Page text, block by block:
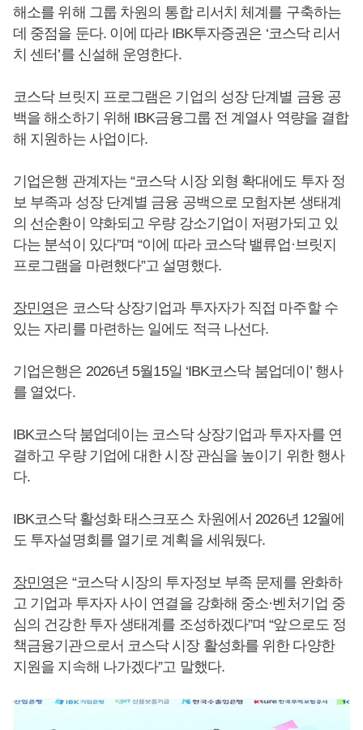
해소를 위해 그룹 차원의 통합 리서치 체계를 구축하는
데 중점을 둔다. 이에 따라 IBK투자증권은 ‘코스닥 리서
치 센터’를 신설해 운영한다.
코스닥 브릿지 프로그램은 기업의 성장 단계별 금융 공
백을 해소하기 위해 IBK금융그룹 전 계열사 역량을 결합
해 지원하는 사업이다.
기업은행 관계자는 “코스닥 시장 외형 확대에도 투자 정
보 부족과 성장 단계별 금융 공백으로 모험자본 생태계
의 선순환이 약화되고 우량 강소기업이 저평가되고 있
다는 분석이 있다”며 “이에 따라 코스닥 밸류업·브릿지
프로그램을 마련했다”고 설명했다.
장민영은 코스닥 상장기업과 투자자가 직접 마주할 수
있는 자리를 마련하는 일에도 적극 나선다.
기업은행은 2026년 5월15일 ‘IBK코스닥 붐업데이’ 행사
를 열었다.
IBK코스닥 붐업데이는 코스닥 상장기업과 투자자를 연
결하고 우량 기업에 대한 시장 관심을 높이기 위한 행사
다.
IBK코스닥 활성화 태스크포스 차원에서 2026년 12월에
도 투자설명회를 열기로 계획을 세워뒀다.
장민영은 “코스닥 시장의 투자정보 부족 문제를 완화하
고 기업과 투자자 사이 연결을 강화해 중소·벤처기업 중
심의 건강한 투자 생태계를 조성하겠다”며 “앞으로도 정
책금융기관으로서 코스닥 시장 활성화를 위한 다양한
지원을 지속해 나가겠다”고 말했다.